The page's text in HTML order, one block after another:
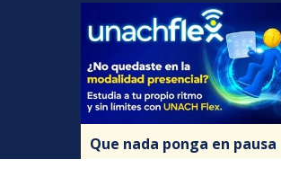
Que nada ponga en pausa
tu futuro. Si la opción